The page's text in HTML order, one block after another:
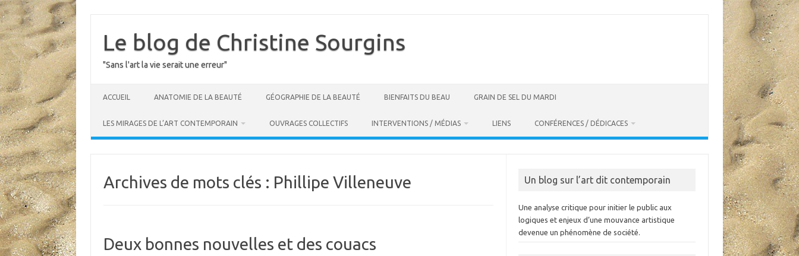
contentLe blog de Christine Sourgins
"Sans l'art la vie serait une erreur"
ACCUEIL ANATOMIE DE LA BEAUTÉ GÉOGRAPHIE DE LA BEAUTÉ BIENFAITS DU BEAU GRAIN DE SEL DU MARDI
LES MIRAGES DE L’ART CONTEMPORAIN OUVRAGES COLLECTIFS INTERVENTIONS / MÉDIAS LIENS CONFÉRENCES / DÉDICACES
Archives de mots clés : Phillipe Villeneuve
Deux bonnes nouvelles et des couacs
Un blog sur l’art dit contemporain
Une analyse critique pour initier le public aux
logiques et enjeux d’une mouvance artistique
devenue un phénomène de société.